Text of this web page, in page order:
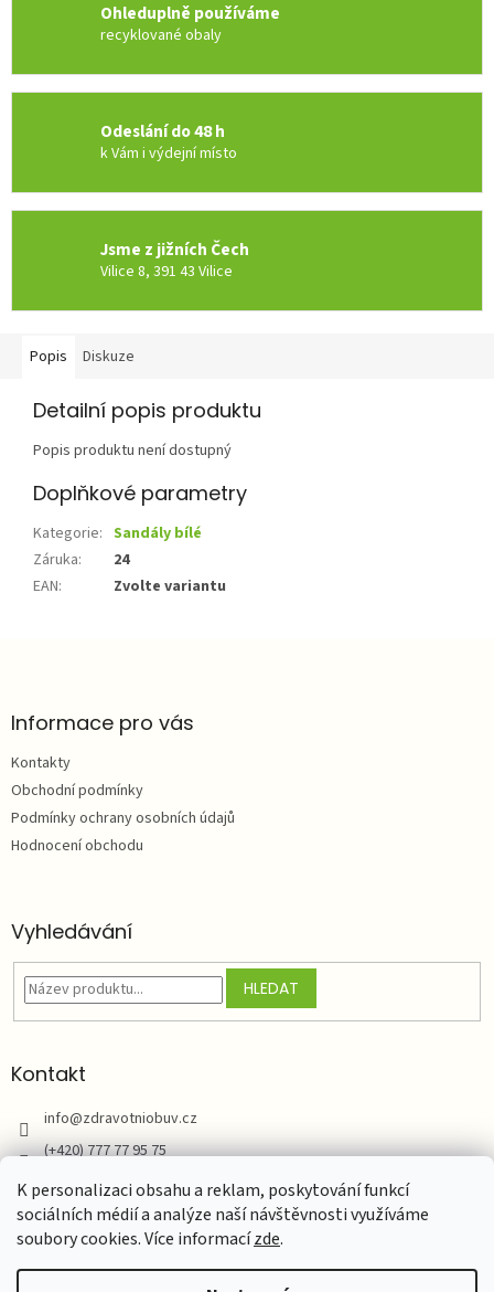
K personalizaci obsahu a reklam, poskytování funkcí
sociálních médií a analýze naší návštěvnosti využíváme
soubory cookies. Více informacízde.
Ohleduplně používáme
recyklované obaly
Odeslání do 48 h
k Vám i výdejní místo
Jsme z jižních Čech
Vilice 8, 391 43 Vilice
Popis Diskuze
Detailní popis produktu
Popis produktu není dostupný
Doplňkové parametry
Kategorie: Sandály bílé
Záruka:
24
EAN: Zvolte variantu
aInformace pro vás
Kontakty
Obchodní podmínky
Podmínky ochrany osobních údajů
Hodnocení obchodu
Vyhledávání
HLEDAT
Kontakt
info@zdravotniobuv.cz
(+420) 777 77 95 75
Zdravotní obuv